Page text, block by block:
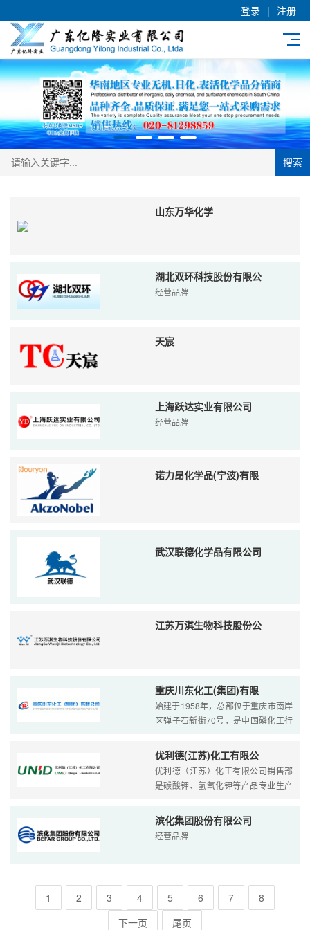
登录 | 注册
搜索
山东万华化学
湖北双环科技股份有限公
经营品牌
天宸
上海跃达实业有限公司
经营品牌
诺力昂化学品(宁波)有限
武汉联德化学品有限公司
江苏万淇生物科技股份公
重庆川东化工(集团)有限
始建于1958年，总部位于重庆市南岸
区弹子石新街70号，是中国磷化工行
副会长单位。集团全年营业收入超70
亿元，员工近2000人，已连续保持盈
利40余年，拥有磷矿资源和
优利德(江苏)化工有限公
优利德（江苏）化工有限公司销售部
是碳酸钾、氢氧化钾等产品专业生产
区国际化工园,优利德（江苏）化工有
限公司销售部拥有完整、科学的质量
管理体系。优利德（江苏）化工有限
滨化集团股份有限公司
经营品牌
1 2 3 4 5 6 7
8
下一页
尾页